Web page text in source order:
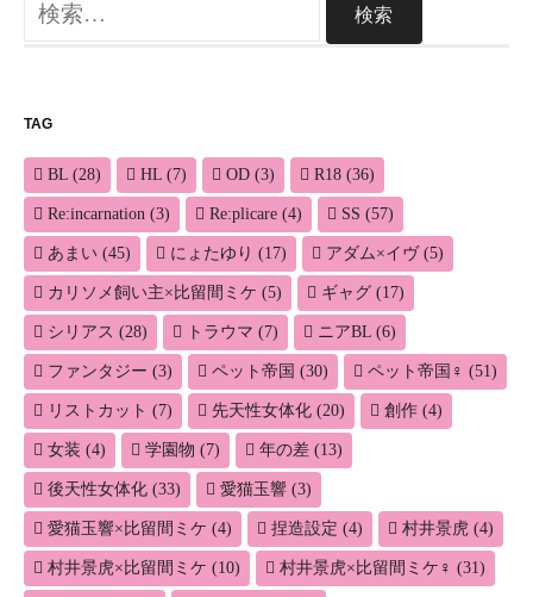
索:
TAG
BL (28) HL (7) OD (3) R18 (36)
Re:incarnation (3) Re:plicare (4) SS (57)
あまい (45) にょたゆり (17) アダム×イヴ(5)
カリソメ飼い主×比留間ミケ (5) ギャグ (17)
シリアス (28) トラウマ (7) ニアBL (6)
ファンタジー (3) ペット帝国 (30) ペット帝国♀ (51)
リストカット (7) 先天性女体化 (20) 創作 (4)
女装 (4) 学園物 (7) 年の差 (13)
後天性女体化 (33) 愛猫玉響 (3)
愛猫玉響×比留間ミケ (4) 捏造設定 (4) 村井景虎 (4)
村井景虎×比留間ミケ (10) 村井景虎×比留間ミケ♀ (31)